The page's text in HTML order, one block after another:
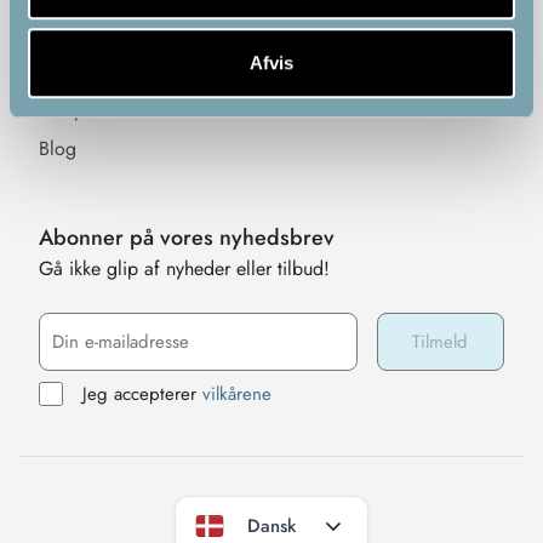
Afvis
Fortrydelsesret
Bliv partner
Blog
Abonner på vores nyhedsbrev
Gå ikke glip af nyheder eller tilbud!
Jeg accepterer vilkårene
Dansk